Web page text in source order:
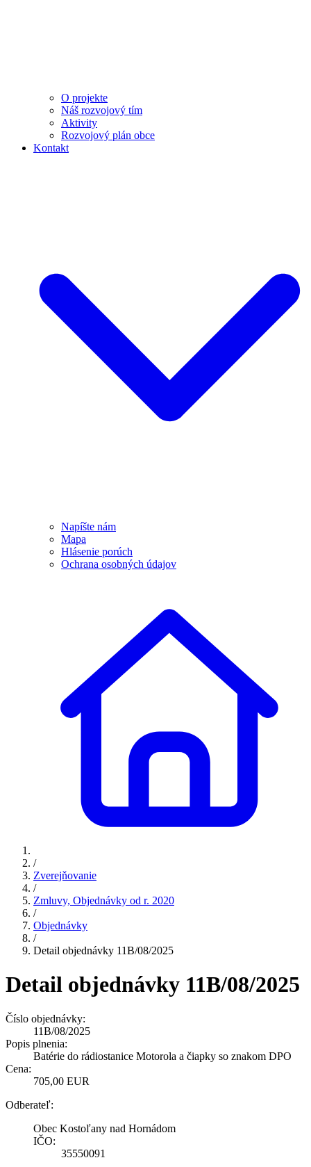
O projekte
Náš rozvojový tím
Aktivity
Rozvojový plán obce
Kontakt
Napíšte nám
Mapa
Hlásenie porúch
Ochrana osobných údajov
/
Zverejňovanie
/
Zmluvy, Objednávky od r. 2020
/
Objednávky
/
Detail objednávky 11B/08/2025
Detail objednávky 11B/08/2025
Číslo objednávky:
11B/08/2025
Popis plnenia:
Batérie do rádiostanice Motorola a čiapky so znakom DPO
Cena:
705,00 EUR
Odberateľ:
Obec Kostoľany nad Hornádom
IČO:
35550091